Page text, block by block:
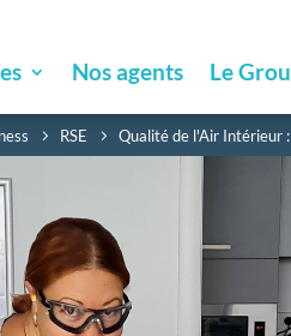
Nos agents Le
RSE Qualité de l'Air Intérieur